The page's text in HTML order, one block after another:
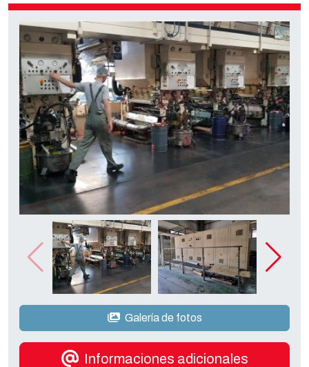
Galería de fotos
Informaciones adicionales